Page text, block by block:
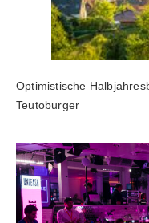
Optimistische
Teutoburger